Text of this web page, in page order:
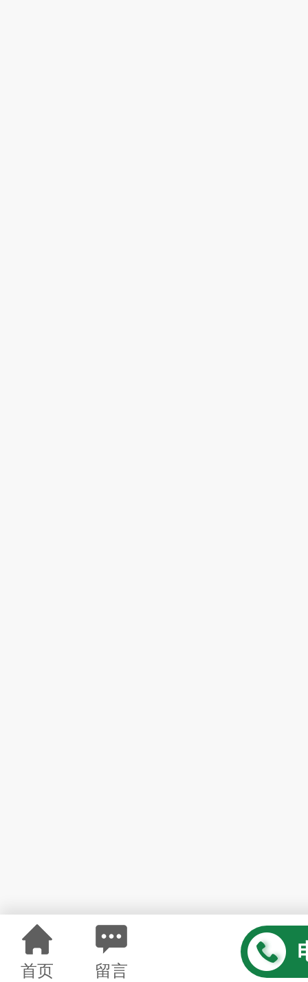
首页 留言